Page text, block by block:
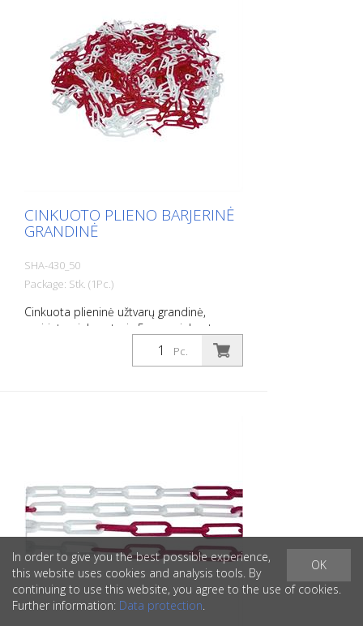
CINKUOTO PLIENO BARJERINĖ
GRANDINĖ
SHA-430_50
Package: Stk. (1Pc.)
Cinkuota plieninė užtvarų grandinė,
suvirinta, vielos storis 5 mm, cinkuota
Pc.
OK
In order to give you the best possible experience,
this website uses cookies and analysis tools. By
continuing to use this website, you agree to the use of cookies.
Further information: Data protection.